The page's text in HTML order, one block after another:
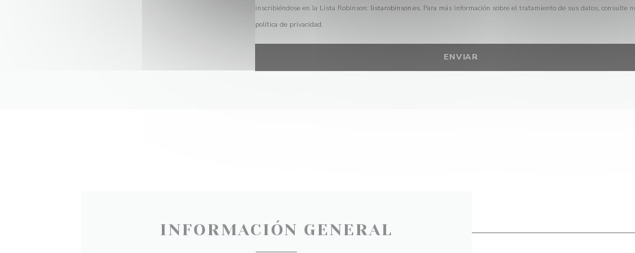
inscribiéndose en la Lista Robinson: listarobinson.es. Para más información sobre el tratamiento de sus datos, consulte
política de privacidad.
INFORMACIÓN GENERAL